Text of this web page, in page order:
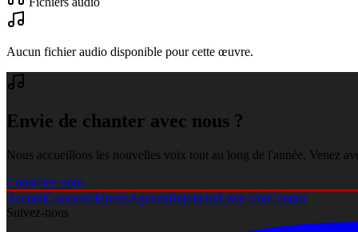
Aucun fichier audio disponible pour cette œuvre.
Envie de chanter avec nous ?
Nous accueillons les nouvelles voix tout au long de l'année. Venez
Contactez-nous
AccueilConcertsŒuvresAgendaRejoindreLivre d'orContact
Suivez-nous